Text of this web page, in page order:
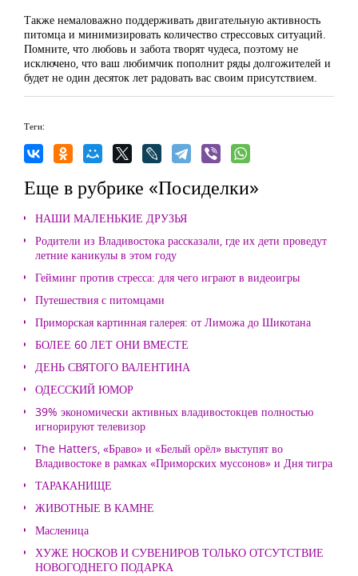
Также немаловажно поддерживать двигательную активность
питомца и минимизировать количество стрессовых ситуаций.
Помните, что любовь и забота творят чудеса, поэтому не
исключено, что ваш любимчик пополнит ряды долгожителей и
будет не один десяток лет радовать вас своим присутствием.
Теги:
Еще в рубрике «Посиделки»
НАШИ МАЛЕНЬКИЕ ДРУЗЬЯ
Родители из Владивостока рассказали, где их дети проведут
летние каникулы в этом году
Гейминг против стресса: для чего играют в видеоигры
Путешествия с питомцами
Приморская картинная галерея: от Лиможа до Шикотана
БОЛЕЕ 60 ЛЕТ ОНИ ВМЕСТЕ
ДЕНЬ СВЯТОГО ВАЛЕНТИНА
ОДЕССКИЙ ЮМОР
39% экономически активных владивостокцев полностью
игнорируют телевизор
The Hatters, «Браво» и «Белый орёл» выступят во
Владивостоке в рамках «Приморских муссонов» и Дня тигра
ТАРАКАНИЩЕ
ЖИВОТНЫЕ В КАМНЕ
Масленица
ХУЖЕ НОСКОВ И СУВЕНИРОВ ТОЛЬКО ОТСУТСТВИЕ
НОВОГОДНЕГО ПОДАРКА